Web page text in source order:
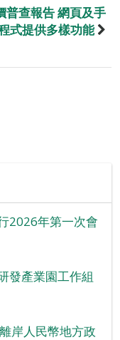
普查報告 網頁及手
式提供多樣功能
2026年第一次會
發產業園工作組
岸人民幣地方政